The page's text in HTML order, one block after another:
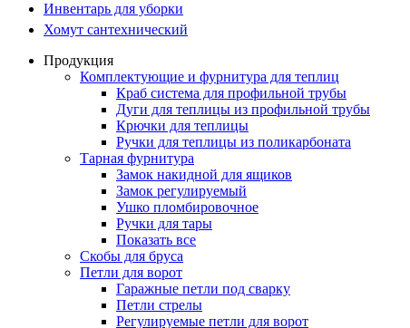
Инвентарь для уборки
Хомут сантехнический
Продукция
Комплектующие и фурнитура для теплиц
Краб система для профильной трубы
Дуги для теплицы из профильной трубы
Крючки для теплицы
Ручки для теплицы из поликарбоната
Тарная фурнитура
Замок накидной для ящиков
Замок регулируемый
Ушко пломбировочное
Ручки для тары
Показать все
Скобы для бруса
Петли для ворот
Гаражные петли под сварку
Петли стрелы
Регулируемые петли для ворот